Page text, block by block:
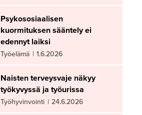
Psykososiaalisen
kuormituksen sääntely ei
edennyt laiksi
Työelämä | 1.6.2026
Naisten terveysvaje näkyy
työkyvyssä ja työurissa
Työhyvinvointi | 24.6.2026